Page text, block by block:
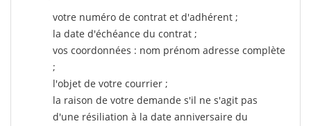
votre numéro de contrat et d'adhérent ;
la date d'échéance du contrat ;
vos coordonnées : nom prénom adresse complète
;
l'objet de votre courrier ;
la raison de votre demande s'il ne s'agit pas
d'une résiliation à la date anniversaire du